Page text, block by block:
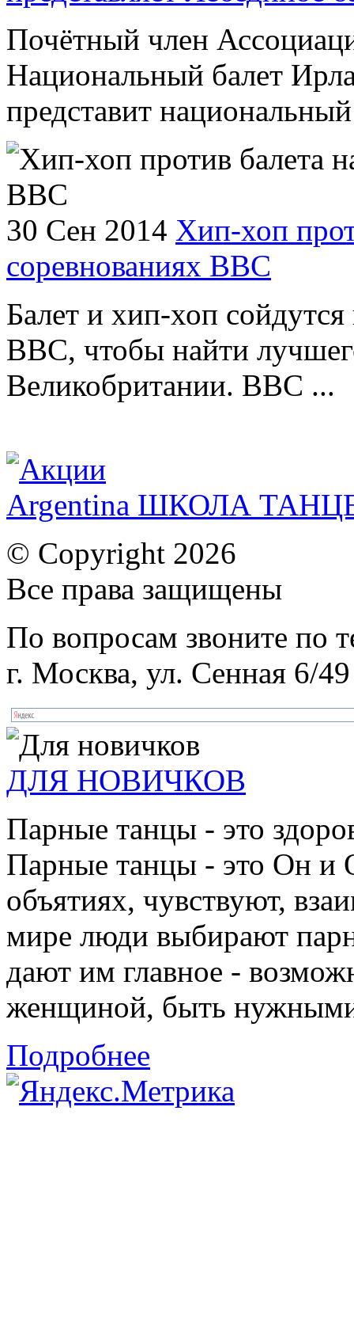
Почётный член
Национальный балет
представит
30 Сен 2014 Хип-хоп
соревнованиях ВВС
Балет и хип-хоп сойдутся
BBC, чтобы найти
Великобритании. BBC ...
Argentina ШКОЛА
© Copyright 2026
Все права защищены
По вопросам звоните по
г. Москва, ул. Сенная 6/49
ДЛЯ НОВИЧКОВ
Парные танцы - это
Парные танцы - это Он и
объятиях, чувствуют,
мире люди выбирают
дают им главное -
женщиной, быть нужными
Подробнее